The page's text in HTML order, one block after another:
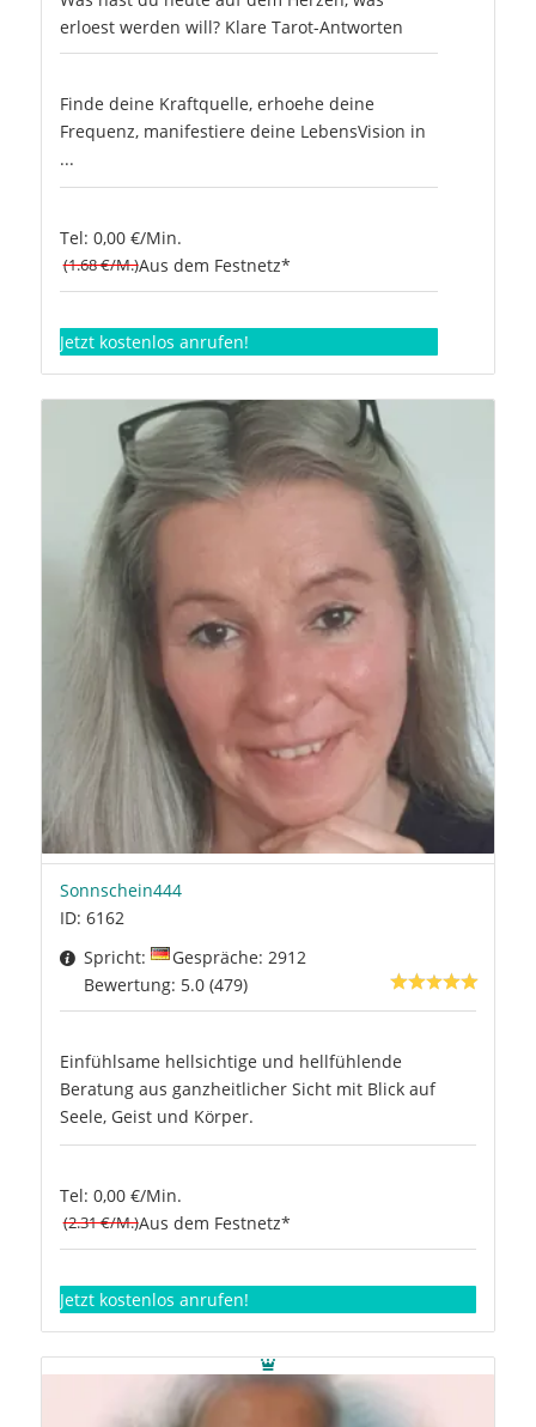
erloest werden will? Klare Tarot-Antworten
Finde deine Kraftquelle, erhoehe deine
Frequenz, manifestiere deine LebensVision in
...
Tel: 0,00 €/Min.
(1.68 €/M.)Aus dem Festnetz*
Jetzt kostenlos anrufen!
Sonnschein444
ID: 6162
Spricht:
Gespräche: 2912
Bewertung: 5.0 (479)
Einfühlsame hellsichtige und hellfühlende
Beratung aus ganzheitlicher Sicht mit Blick auf
Seele, Geist und Körper.
Tel: 0,00 €/Min.
(2.31 €/M.)Aus dem Festnetz*
Jetzt kostenlos anrufen!